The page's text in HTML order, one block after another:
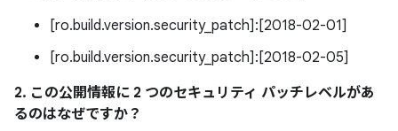
[ro.build.version.security_patch]:[2018-02-01]
[ro.build.version.security_patch]:[2018-02-05]
2. この公開情報に 2 つのセキュリティ パッチレベルがあ
るのはなぜですか？